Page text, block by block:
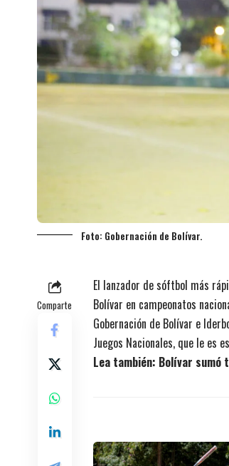
Foto: Gobernación de Bolívar.
Comparte
El lanzador de sóftbol más
Bolívar en campeonatos
Gobernación de Bolívar e
Juegos Nacionales, que le es
Lea también: Bolívar sumó